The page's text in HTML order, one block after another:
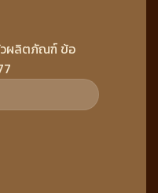
วผลิตภัณฑ์ ข้อ